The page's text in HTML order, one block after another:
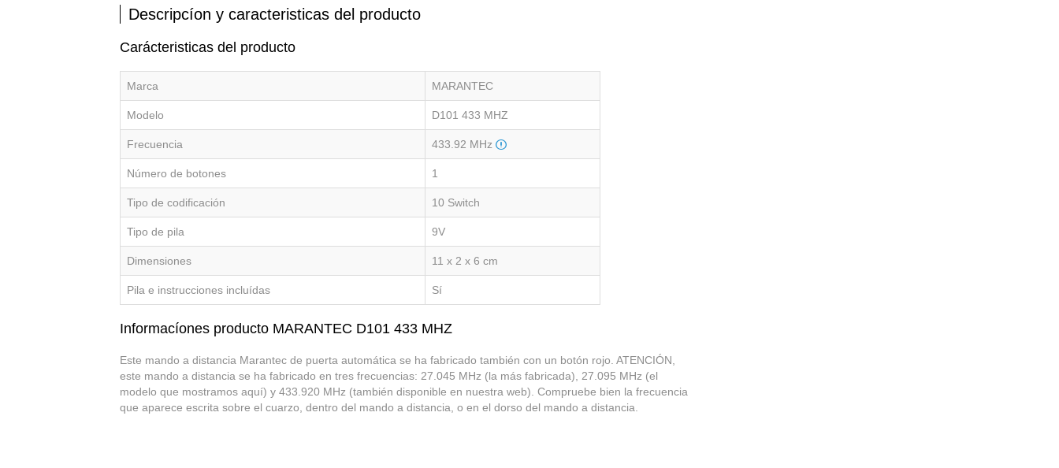
Descripcíon y caracteristicas del producto
Carácteristicas del producto
Marca MARANTEC
Modelo D101 433 MHZ
Frecuencia 433.92 MHz
Número de botones 1
Tipo de codificación 10 Switch
Tipo de pila 9V
Dimensiones 11 x 2 x 6 cm
Pila e instrucciones incluídas Sí
Informacíones producto MARANTEC D101 433 MHZ
Este mando a distancia Marantec de puerta automática se ha fabricado también con un botón rojo. ATENCIÓN,
este mando a distancia se ha fabricado en tres frecuencias: 27.045 MHz (la más fabricada), 27.095 MHz (el
modelo que mostramos aquí) y 433.920 MHz (también disponible en nuestra web). Compruebe bien la frecuencia
que aparece escrita sobre el cuarzo, dentro del mando a distancia, o en el dorso del mando a distancia.